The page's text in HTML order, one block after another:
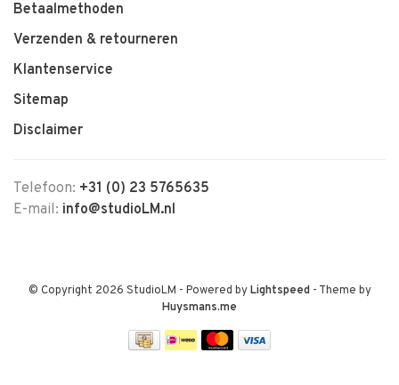
Betaalmethoden
Verzenden & retourneren
Klantenservice
Sitemap
Disclaimer
Telefoon: +31 (0) 23 5765635
E-mail: info@studioLM.nl
© Copyright 2026 StudioLM - Powered byLightspeed- Theme by
Huysmans.me